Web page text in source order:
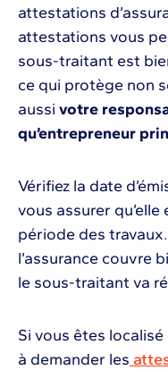
attestations
attestations vous
sous-traitant est
ce qui protège non
aussi votre
qu’entrepreneur
Vérifiez la date
vous assurer
période des
l’assurance couvre
le sous-traitant va
Si vous êtes
à demander les